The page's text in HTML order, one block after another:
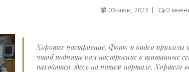
03-июн, 2023 0
Хорошее настроение. Фото и видео
чтоб поднять вам настроение в щитанные
находятся здесь на нашем портале. Хоршего